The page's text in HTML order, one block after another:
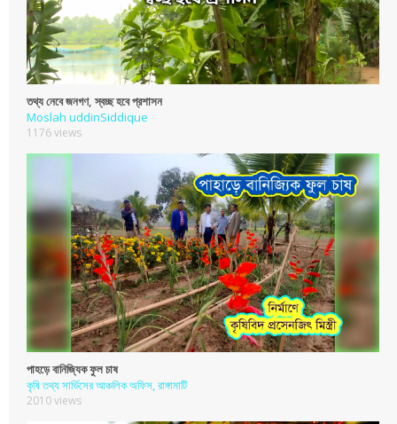
তথ্য নেবে জনগণ, স্বচ্ছ হবে প্রশাসন
Moslah uddinSiddique
1176 views
পাহড়ে বানিজ্যিক ফুল চাষ
কৃষি তথ্য সার্ভিসের আঞ্চলিক অফিস, রাঙ্গামাটি
2010 views